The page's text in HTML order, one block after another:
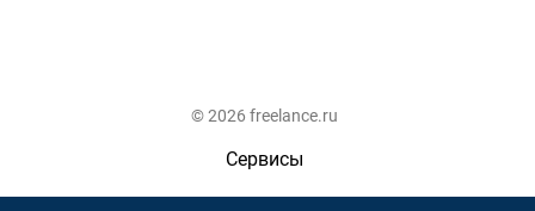
© 2026 freelance.ru
Сервисы
Помощь